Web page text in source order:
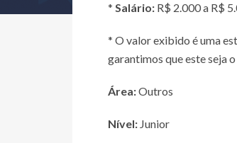
* Salário: R$ 2.000 a R$
* O valor exibido é uma
garantimos que este seja
Área:Outros
Nível: Junior